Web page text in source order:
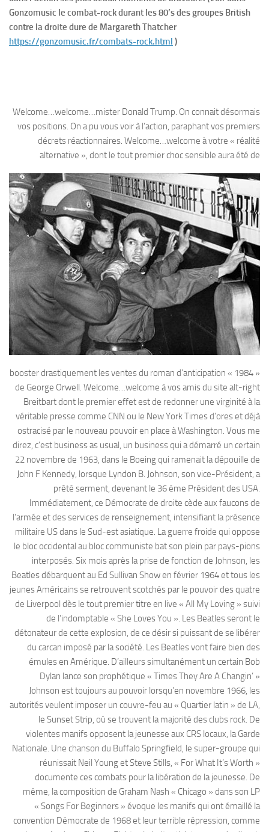
Gonzomusic le combat-rock durant les 80’s des groupes British
contre la droite dure de Margareth Thatcher
https://gonzomusic.fr/combats-rock.html )
Welcome…welcome…mister Donald Trump. On connait désormais
vos positions. On a pu vous voir à l’action, paraphant vos premiers
décrets réactionnaires. Welcome…welcome à votre « réalité
alternative », dont le tout premier choc sensible aura été de
booster drastiquement les ventes du roman d’anticipation « 1984 »
de George Orwell. Welcome…welcome à vos amis du site alt-right
Breitbart dont le premier effet est de redonner une virginité à la
véritable presse comme CNN ou le New York Times d’ores et déjà
ostracisé par le nouveau pouvoir en place à Washington. Vous me
direz, c’est business as usual, un business qui a démarré un certain
22 novembre de 1963, dans le Boeing qui ramenait la dépouille de
John F Kennedy, lorsque Lyndon B. Johnson, son vice-Président, a
prêté serment, devenant le 36 éme Président des USA.
Immédiatement, ce Démocrate de droite cède aux faucons de
l’armée et des services de renseignement, intensifiant la présence
militaire US dans le Sud-est asiatique. La guerre froide qui oppose
le bloc occidental au bloc communiste bat son plein par pays-pions
interposés. Six mois après la prise de fonction de Johnson, les
Beatles débarquent au Ed Sullivan Show en février 1964 et tous les
jeunes Américains se retrouvent scotchés par le pouvoir des quatre
de Liverpool dès le tout premier titre en live « All My Loving » suivi
de l’indomptable « She Loves You ». Les Beatles seront le
détonateur de cette explosion, de ce désir si puissant de se libérer
du carcan imposé par la société. Les Beatles vont faire bien des
émules en Amérique. D’ailleurs simultanément un certain Bob
Dylan lance son prophétique « Times They Are A Changin’ »
Johnson est toujours au pouvoir lorsqu’en novembre 1966, les
autorités veulent imposer un couvre-feu au « Quartier latin » de LA,
le Sunset Strip, où se trouvent la majorité des clubs rock. De
violentes manifs opposent la jeunesse aux CRS locaux, la Garde
Nationale. Une chanson du Buffalo Springfield, le super-groupe qui
réunissait Neil Young et Steve Stills, « For What It’s Worth »
documente ces combats pour la libération de la jeunesse. De
même, la composition de Graham Nash « Chicago » dans son LP
« Songs For Beginners » évoque les manifs qui ont émaillé la
convention Démocrate de 1968 et leur terrible répression, comme